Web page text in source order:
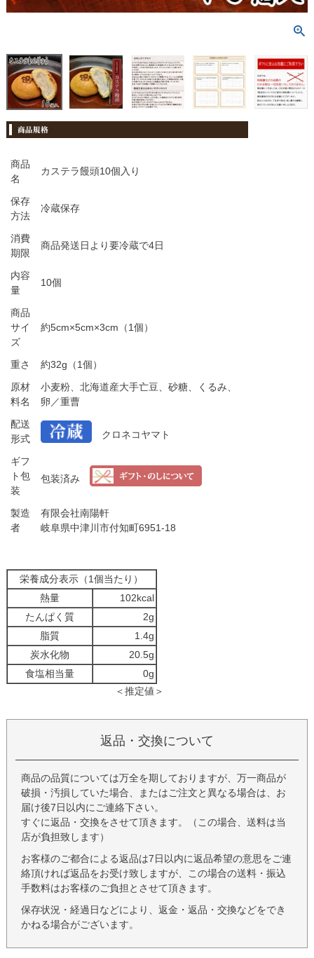
商品
名
カステラ饅頭10個入り
保存
方法
冷蔵保存
消費
期限
商品発送日より要冷蔵で4日
内容
量
10個
商品
サイ
ズ
約5cm×5cm×3cm（1個）
重さ
約32g（1個）
原材
料名
小麦粉、北海道産大手亡豆、砂糖、くるみ、
卵／重曹
配送
形式
クロネコヤマト
ギフ
ト包
装
包装済み
製造
者
有限会社南陽軒
岐阜県中津川市付知町6951-18
栄養成分表示（1個当たり）
熱量
102kcal
たんぱく質
2g
脂質
1.4g
炭水化物
20.5g
食塩相当量
0g
＜推定値＞
返品・交換について
商品の品質については万全を期しておりますが、万一商品が
破損・汚損していた場合、またはご注文と異なる場合は、お
届け後7日以内にご連絡下さい。
すぐに返品・交換をさせて頂きます。（この場合、送料は当
店が負担致します）
お客様のご都合による返品は7日以内に返品希望の意思をご連
絡頂ければ返品をお受け致しますが、この場合の送料・振込
手数料はお客様のご負担とさせて頂きます。
保存状況・経過日などにより、返金・返品・交換などをでき
かねる場合がございます。